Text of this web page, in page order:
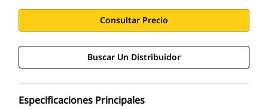
Consultar Precio
Buscar Un Distribuidor
Especificaciones Principales